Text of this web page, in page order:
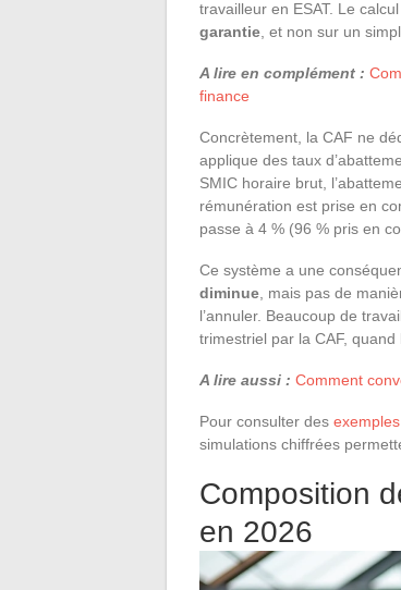
travailleur en ESAT. Le
garantie, et non sur un
A lire en complément :
finance
Concrètement, la CAF ne
applique des taux
SMIC horaire brut,
rémunération est prise en
passe à 4 % (96 % pris en
Ce système a une
diminue, mais pas de
l’annuler. Beaucoup de
trimestriel par la CAF,
A lire aussi : Comment
Pour consulter des
simulations chiffrées
Composition
en 2026